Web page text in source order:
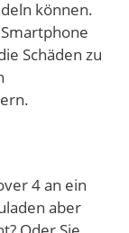
können.
Schäden zu
4 an ein
aber